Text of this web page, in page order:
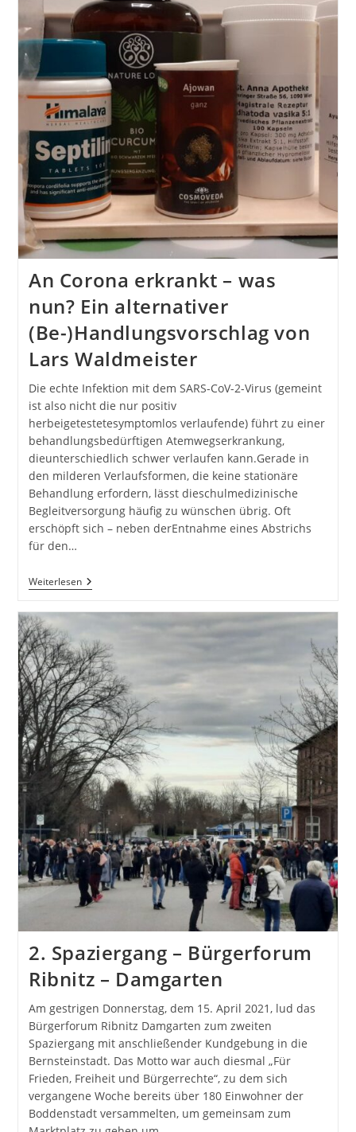
An Corona erkrankt – was
nun? Ein alternativer
(Be-)Handlungsvorschlag von
Lars Waldmeister
Die echte Infektion mit dem SARS-CoV-2-Virus (gemeint
ist also nicht die nur positiv
herbeigetestetesymptomlos verlaufende) führt zu einer
behandlungsbedürftigen Atemwegserkrankung,
dieunterschiedlich schwer verlaufen kann.Gerade in
den milderen Verlaufsformen, die keine stationäre
Behandlung erfordern, lässt dieschulmedizinische
Begleitversorgung häufig zu wünschen übrig. Oft
erschöpft sich – neben derEntnahme eines Abstrichs
für den…
WeiterlesenAn
Corona
Nun?
Ein
Alternativer
(Be-)Handlungsvorschlag
Von
Lars
Waldmeister
2. Spaziergang – Bürgerforum
Ribnitz – Damgarten
Am gestrigen Donnerstag, dem 15. April 2021, lud das
Bürgerforum Ribnitz Damgarten zum zweiten
Spaziergang mit anschließender Kundgebung in die
Bernsteinstadt. Das Motto war auch diesmal „Für
Frieden, Freiheit und Bürgerrechte“, zu dem sich
vergangene Woche bereits über 180 Einwohner der
Boddenstadt versammelten, um gemeinsam zum